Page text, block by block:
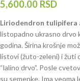
5,600.00 RSD
Liriodendron tulipifera
listopadno ukrasno drvo
godina. Širina krošnje
listovi (žuto-zeleni) i žuti
“lalino drvo”. Posle
su semenke. Ima veoma